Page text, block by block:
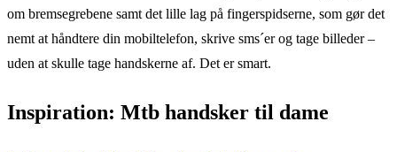
om bremsegrebene samt det lille lag på fingerspidserne, som gør det
nemt at håndtere din mobiltelefon, skrive sms´er og tage billeder –
uden at skulle tage handskerne af. Det er smart.
Inspiration: Mtb handsker til dame